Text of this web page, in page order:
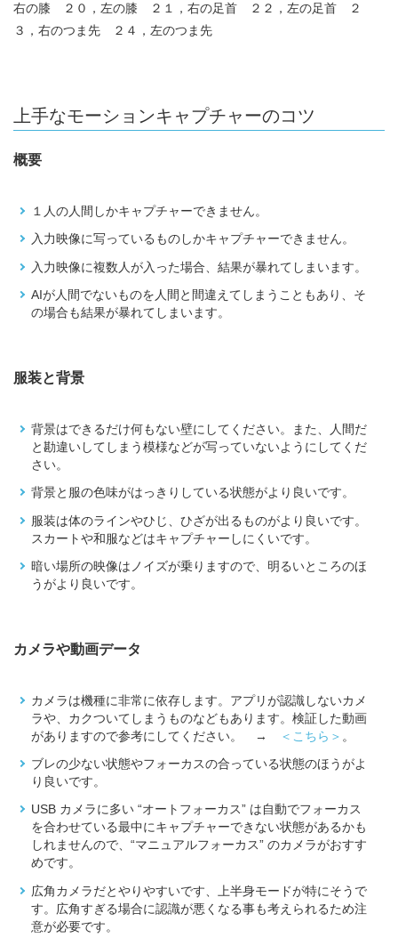
右の膝 ２０，左の膝 ２１，右の足首 ２２，左の足首 ２
３，右のつま先 ２４，左のつま先
上手なモーションキャプチャーのコツ
概要
１人の人間しかキャプチャーできません。
入力映像に写っているものしかキャプチャーできません。
入力映像に複数人が入った場合、結果が暴れてしまいます。
AIが人間でないものを人間と間違えてしまうこともあり、そ
の場合も結果が暴れてしまいます。
服装と背景
背景はできるだけ何もない壁にしてください。また、人間だ
と勘違いしてしまう模様などが写っていないようにしてくだ
さい。
背景と服の色味がはっきりしている状態がより良いです。
服装は体のラインやひじ、ひざが出るものがより良いです。
スカートや和服などはキャプチャーしにくいです。
暗い場所の映像はノイズが乗りますので、明るいところのほ
うがより良いです。
カメラや動画データ
カメラは機種に非常に依存します。アプリが認識しないカメ
ラや、カクついてしまうものなどもあります。検証した動画
がありますので参考にしてください。 →
＜こちら＞ 。
ブレの少ない状態やフォーカスの合っている状態のほうがよ
り良いです。
USB カメラに多い “オートフォーカス” は自動でフォーカス
を合わせている最中にキャプチャーできない状態があるかも
しれませんので、“マニュアルフォーカス” のカメラがおすす
めです。
広角カメラだとやりやすいです、上半身モードが特にそうで
す。広角すぎる場合に認識が悪くなる事も考えられるため注
意が必要です。